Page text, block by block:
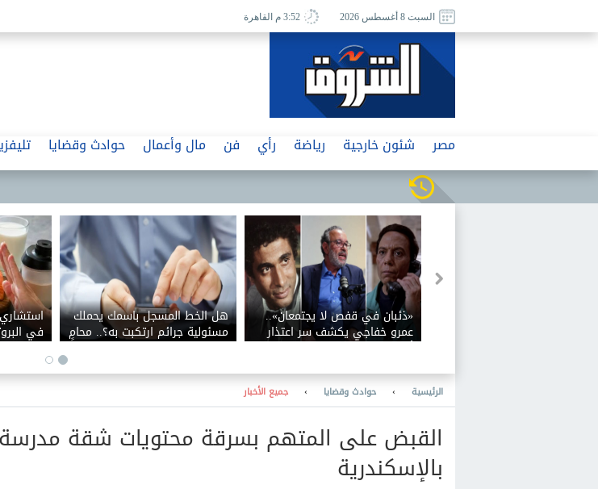
السبت 8 أغسطس 2026 3:52 م القاهرة
مصر شئون خارجية رياضة رأي فن مال وأعمال حوادث وقضايا
«ذئبان في قفص لا يجتمعان»..
عمرو خفاجي يكشف سر اعتذار
أحمد زكي عن «اللعب مع الكبار»
هل الخط المسجل باسمك يحملك
مسئولية جرائم ارتكبت به؟.. محامٍ
بالنقض يوضح الموقف القانوني
في
محدودة
الرئيسية › حوادث وقضايا › جميع الأخبار
القبض على المتهم بسرقة محتويات شقة مدرسة
بالإسكندرية